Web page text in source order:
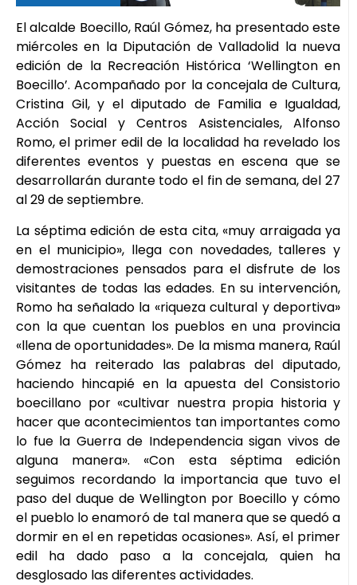
El alcalde Boecillo, Raúl Gómez, ha presentado este
miércoles en la Diputación de Valladolid la nueva
edición de la Recreación Histórica ‘Wellington en
Boecillo’. Acompañado por la concejala de Cultura,
Cristina Gil, y el diputado de Familia e Igualdad,
Acción Social y Centros Asistenciales, Alfonso
Romo, el primer edil de la localidad ha revelado los
diferentes eventos y puestas en escena que se
desarrollarán durante todo el fin de semana, del 27
al 29 de septiembre.
La séptima edición de esta cita, «muy arraigada ya
en el municipio», llega con novedades, talleres y
demostraciones pensados para el disfrute de los
visitantes de todas las edades. En su intervención,
Romo ha señalado la «riqueza cultural y deportiva»
con la que cuentan los pueblos en una provincia
«llena de oportunidades». De la misma manera, Raúl
Gómez ha reiterado las palabras del diputado,
haciendo hincapié en la apuesta del Consistorio
boecillano por «cultivar nuestra propia historia y
hacer que acontecimientos tan importantes como
lo fue la Guerra de Independencia sigan vivos de
alguna manera». «Con esta séptima edición
seguimos recordando la importancia que tuvo el
paso del duque de Wellington por Boecillo y cómo
el pueblo lo enamoró de tal manera que se quedó a
dormir en el en repetidas ocasiones». Así, el primer
edil ha dado paso a la concejala, quien ha
desglosado las diferentes actividades.